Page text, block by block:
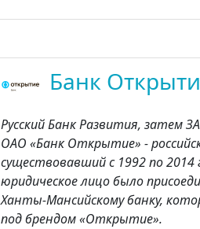
Банк
Русский Банк Развития, затем
ОАО «Банк Открытие» -
существовавший с 1992 по 2014
юридическое лицо было
Ханты-Мансийскому банку,
под брендом «Открытие».